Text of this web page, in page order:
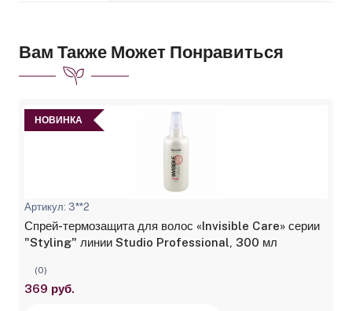
Вам Также Может Понравиться
НОВИНКА
Артикул: 3**2
Спрей-термозащита для волос «Invisible Care» серии
"Styling" линии Studio Professional, 300 мл
(0)
369 руб.